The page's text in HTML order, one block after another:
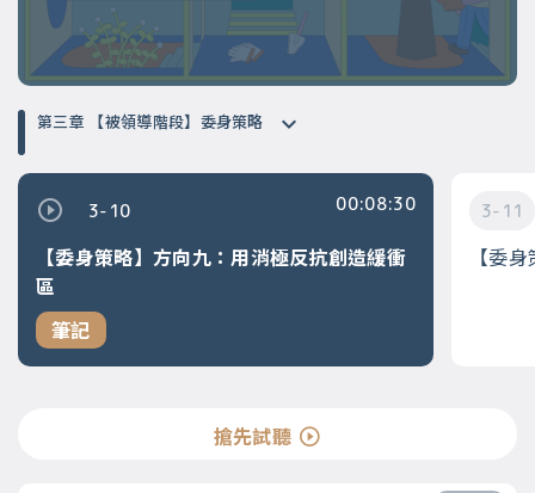
第三章 【被領導階段】委身策略
3-10
【委身策略】方向九：用消極反抗創造緩衝
區
筆記
00:08:30 3-11
【委
搶先試聽